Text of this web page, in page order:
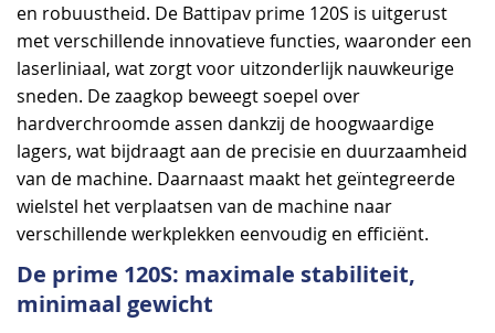
en robuustheid. De Battipav prime 120S is uitgerust
met verschillende innovatieve functies, waaronder een
laserliniaal, wat zorgt voor uitzonderlijk nauwkeurige
sneden. De zaagkop beweegt soepel over
hardverchroomde assen dankzij de hoogwaardige
lagers, wat bijdraagt aan de precisie en duurzaamheid
van de machine. Daarnaast maakt het geïntegreerde
wielstel het verplaatsen van de machine naar
verschillende werkplekken eenvoudig en efficiënt.
De prime 120S: maximale stabiliteit,
minimaal gewicht